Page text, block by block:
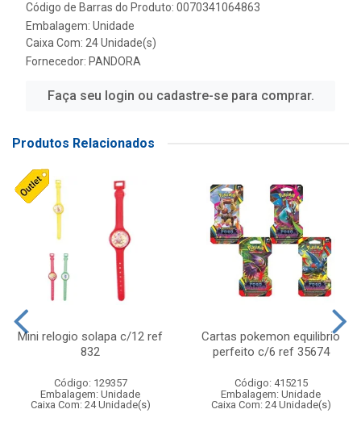
Código de Barras do Produto: 0070341064863
Embalagem: Unidade
Caixa Com: 24 Unidade(s)
Fornecedor: PANDORA
Faça seu login ou cadastre-se para comprar.
Produtos Relacionados
Mini relogio solapa c/12 ref
832
Código: 129357
Embalagem: Unidade
Caixa Com: 24 Unidade(s)
Cartas pokemon equilibrio
perfeito c/6 ref 35674
Código: 415215
Embalagem: Unidade
Caixa Com: 24 Unidade(s)